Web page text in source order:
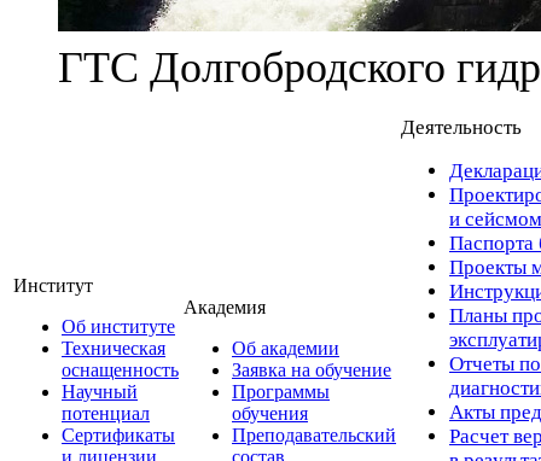
ГТС Долгобродского
Институт
Об институте
Техническая
оснащенность
Научный
потенциал
Сертификаты
и лицензии
Академия
Об академии
Заявка на обучение
Программы
обучения
Преподавательский
состав
Деятельность
и
Паспорта
Проекты
Планы
Отчеты по
Акты
Расчет